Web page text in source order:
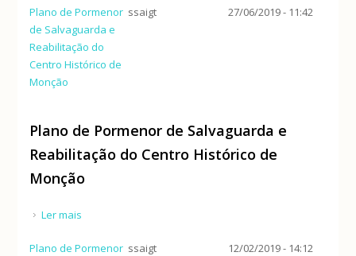
Plano de Pormenor
de Salvaguarda e
Reabilitação do
Centro Histórico de
Monção
ssaigt 27/06/2019 - 11:42
Plano de Pormenor de Salvaguarda e
Reabilitação do Centro Histórico de
Monção
Ler mais
Plano de Pormenor ssaigt 12/02/2019 - 14:12